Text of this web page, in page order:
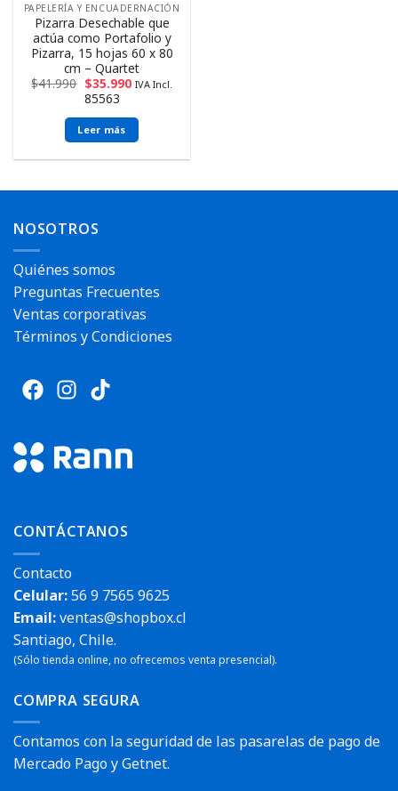
PAPELERÍA Y ENCUADERNACIÓN
Pizarra Desechable que
actúa como Portafolio y
Pizarra, 15 hojas 60 x 80
cm – Quartet
$41.990 $35.990 IVA Incl.
85563
Leer más
NOSOTROS
Quiénes somos
Preguntas Frecuentes
Ventas corporativas
Términos y Condiciones
CONTÁCTANOS
Contacto
Celular:56 9 7565 9625
Email:ventas@shopbox.cl
Santiago, Chile.
(Sólo tienda online, no ofrecemos venta presencial).
COMPRA SEGURA
Contamos con la seguridad de las pasarelas de pago de
Mercado Pago y Getnet.